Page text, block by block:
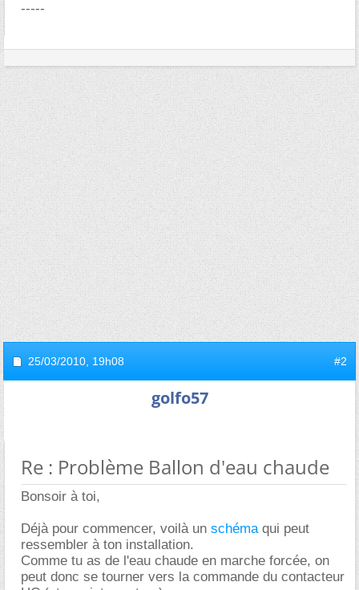
-----
25/03/2010, 19h08 #2
golfo57
Re : Problème Ballon d'eau chaude
Bonsoir à toi,
Déjà pour commencer, voilà un schémaqui peut
ressembler à ton installation.
Comme tu as de l'eau chaude en marche forcée, on
peut donc se tourner vers la commande du contacteur